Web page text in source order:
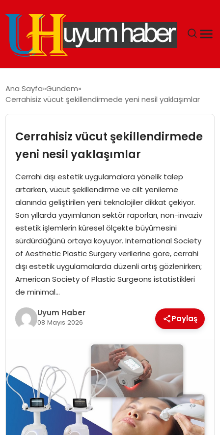
SIYASET
DÜNYA
SPOR
TEKNOLOJI
SAĞLIK
MAGAZIN
YAŞAM
Ana Sayfa Gündem
Cerrahisiz vücut şekillendirmede yeni nesil yaklaşımlar
Cerrahisiz vücut şekillendirmede
yeni nesil yaklaşımlar
Cerrahi dışı estetik uygulamalara yönelik talep
artarken, vücut şekillendirme ve cilt yenileme
alanında geliştirilen yeni teknolojiler dikkat çekiyor.
Son yıllarda yayımlanan sektör raporları, non-invaziv
estetik işlemlerin küresel ölçekte büyümesini
sürdürdüğünü ortaya koyuyor. International Society
of Aesthetic Plastic Surgery verilerine göre, cerrahi
dışı estetik uygulamalarda düzenli artış gözlenirken;
American Society of Plastic Surgeons istatistikleri
de minimal…
Uyum Haber
08 Mayıs 2026 Paylaş